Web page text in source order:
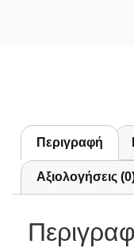
Περιγραφή
Αξιολογήσεις